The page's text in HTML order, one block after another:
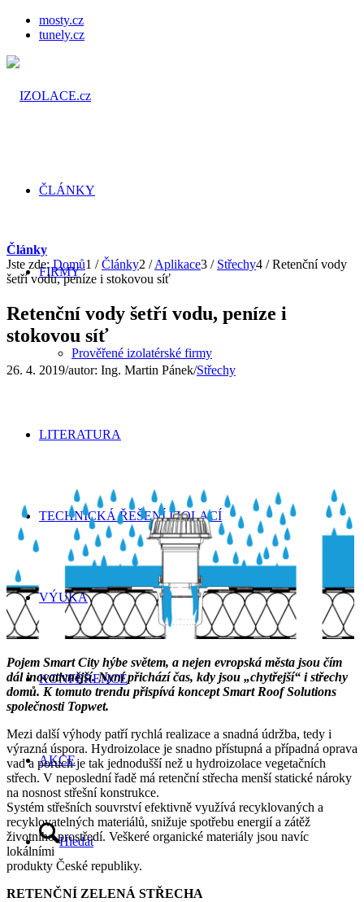
mosty.cz
tunely.cz
ČLÁNKY
FIRMY
Prověřené izolatérské firmy
LITERATURA
TECHNICKÁ ŘEŠENÍ IZOLACÍ
VÝUKA
KONFERENCE
AKCE
Hledat
Články
Jste zde: Domů1 / Články2 / Aplikace3 / Střechy4 / Retenční vody
šetří vodu, peníze i stokovou síť
Retenční vody šetří vodu, peníze i
stokovou síť
26. 4. 2019/autor: Ing. Martin Pánek/Střechy
Pojem Smart City hýbe světem, a nejen evropská města jsou čím
dál inovativnější. Nyní přichází čas, kdy jsou „chytřejší“ i střechy
domů. K tomuto trendu přispívá koncept Smart Roof Solutions
společnosti Topwet.
Mezi další výhody patří rychlá realizace a snadná údržba, tedy i
výrazná úspora. Hydroizolace je snadno přístupná a případná oprava
vad a poruch je tak jednodušší než u hydroizolace vegetačních
střech. V neposlední řadě má retenční střecha menší statické nároky
na nosnost střešní konstrukce.
Systém střešních souvrství efektivně využívá recyklovaných a
recyklovatelných materiálů, snižuje spotřebu energií a zátěž
životního prostředí. Veškeré organické materiály jsou navíc
lokálními
produkty České republiky.
RETENČNÍ ZELENÁ STŘECHA